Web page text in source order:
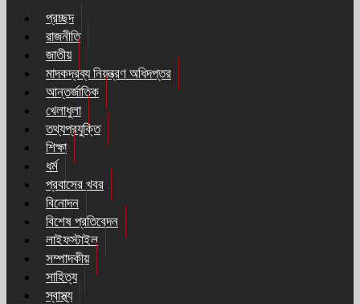
প্রচ্ছদ
রাজনীতি
জাতীয়
মাদকদ্রব্য নিয়ন্ত্রণ অধিদপ্তর
আন্তর্জাতিক
খেলাধুলা
তথ্যপ্রযুক্তি
শিক্ষা
ধর্ম
প্রবাসের খবর
বিনোদন
বিশেষ প্রতিবেদন
লাইফস্টাইল
সম্পাদকীয়
সাহিত্য
স্বাস্থ্য